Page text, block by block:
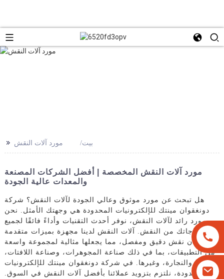
>> بيت مورد آلات النقش
مورد آلات النقش المخصصة | أفضل الشركات المصنعة
والمعدات عالية الجودة
هل تبحث عن مورد موثوق وعالي الجودة لآلات النقش؟ شركة
دونغقوان مينتك للإلكترونيات المحدودة هي وجهتك الأمثل. نحن
مورد رائد لآلات النقش، نوفر أحدث التقنيات وأداءً فائقًا لجميع
احتياجاتك من النقش. آلات النقش لدينا مجهزة بميزات متقدمة
لضمان نقش دقيق ومفصل، مما يجعلها مثالية لمجموعة واسعة
من التطبيقات، بما في ذلك صناعة المجوهرات، وصناعة اللافتات،
والنجارة، وغيرها. في شركة دونغقوان مينتك للإلكترونيات
المحدودة، نلتزم بتزويد عملائنا بأفضل آلات النقش في السوق.